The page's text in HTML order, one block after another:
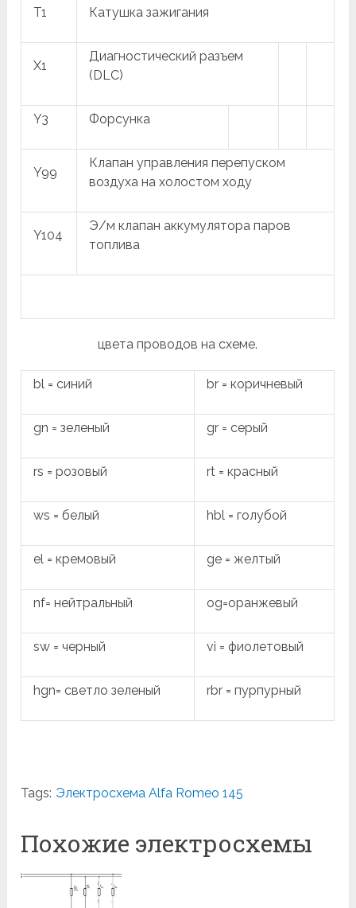
T1 Катушка зажигания
X1
Диагностический разъем
(DLC)
Y3 Форсунка
Y99
Клапан управления перепуском
воздуха на холостом ходу
Y104
Э/м клапан аккумулятора паров
топлива
цвета проводов на схеме.
bl = синий br = коричневый
gn = зеленый gr = серый
rs = розовый rt = красный
ws = белый hbl = голубой
el = кремовый ge = желтый
nf= нейтральный og=оранжевый
sw = черный vi = фиолетовый
hgn= светло зеленый rbr = пурпурный
Tags: Электросхема Alfa Romeo 145
Похожие электросхемы